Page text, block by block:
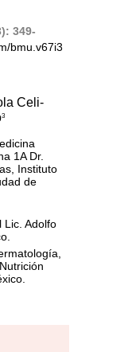
349-
bmu.v67i3
Celi-
3
1A Dr.
Instituto
de
Lic. Adolfo